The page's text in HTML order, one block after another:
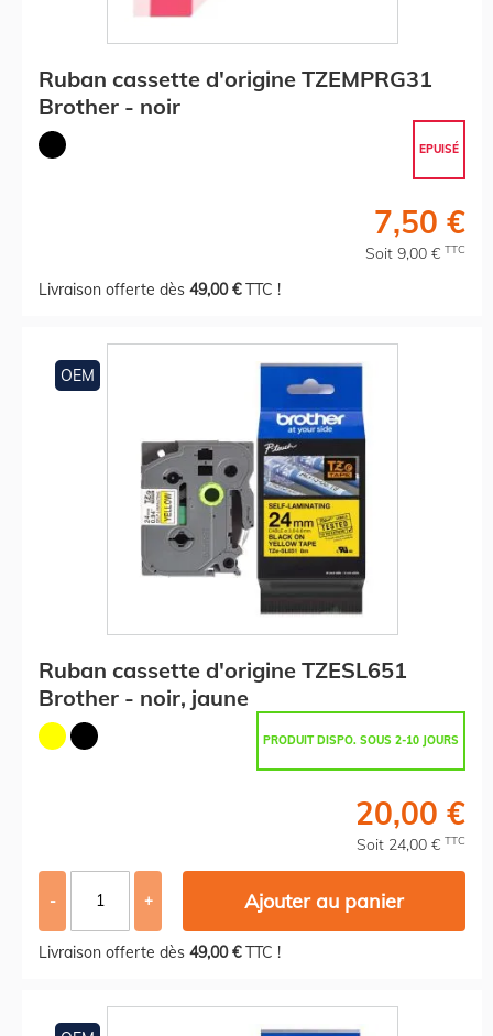
Ruban cassette d'origine TZEMPRG31
Brother - noir
EPUISÉ
7,50 €
Soit 9,00 € TTC
Livraison offerte dès 49,00 €TTC !
OEM
Ruban cassette d'origine TZESL651
Brother - noir, jaune
PRODUIT DISPO. SOUS 2-10 JOURS
20,00 €
Soit 24,00 € TTC
- + Ajouter au panier
Livraison offerte dès 49,00 €TTC !